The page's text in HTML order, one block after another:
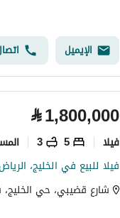
الإيميل
⃁1,800,000
فیلا 5
3
فيلا للبيع في الخليج،
شارع قضيبي، حي الخليج،